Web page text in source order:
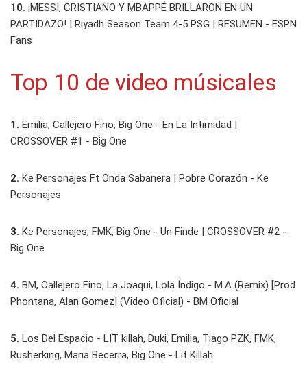
10. ¡MESSI, CRISTIANO Y MBAPPÉ BRILLARON EN UN
PARTIDAZO! | Riyadh Season Team 4-5 PSG | RESUMEN - ESPN
Fans
Top 10 de video músicales
1. Emilia, Callejero Fino, Big One - En La Intimidad |
CROSSOVER #1 - Big One
2. Ke Personajes Ft Onda Sabanera | Pobre Corazón - Ke
Personajes
3. Ke Personajes, FMK, Big One - Un Finde | CROSSOVER #2 -
Big One
4. BM, Callejero Fino, La Joaqui, Lola Índigo - M.A (Remix) [Prod
Phontana, Alan Gomez] (Video Oficial) - BM Oficial
5. Los Del Espacio - LIT killah, Duki, Emilia, Tiago PZK, FMK,
Rusherking, Maria Becerra, Big One - Lit Killah